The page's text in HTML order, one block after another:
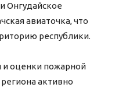
Онгудайское
авиаточка, что
республики.
и оценки пожарной
активно